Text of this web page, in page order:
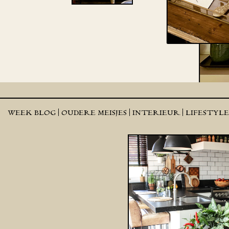
WEEK BLOG | OUDERE MEISJES | INTERIEUR | LIFESTYLE